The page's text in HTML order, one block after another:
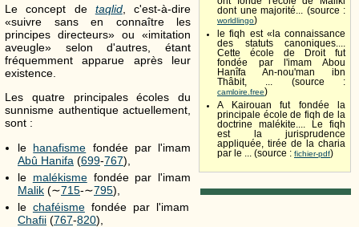
dont une majorité... (source :
worldlingo)
le fiqh est «la connaissance
des statuts canoniques....
Cette école de Droit fut
fondée par l'imam Abou
Hanîfa An-nou'man ibn
Thâbit, ... (source :
camloire.free)
A Kairouan fut fondée la
principale école de fiqh de la
doctrine malékite.... Le fiqh
est la jurisprudence
appliquée, tirée de la charia
par le ... (source : fichier-pdf)
Le concept de taqlid, c'est-à-dire
«suivre sans en connaître les
principes directeurs» ou «imitation
aveugle» selon d'autres, étant
fréquemment apparue après leur
existence.
Les quatre principales écoles du
sunnisme authentique actuellement,
sont :
le hanafisme fondée par l'imam
Abû Hanifa (699-767),
le malékismefondée par l'imam
Malik (∼715-∼795),
le chaféismefondée par l'imam
Chafii (767-820),